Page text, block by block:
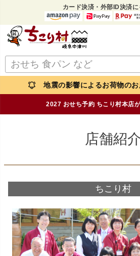
カード決済・外部ID決済に
地震の影響によるお荷物の
2027 おせち予約 ちこり村本店
店舗紹
ちこり村